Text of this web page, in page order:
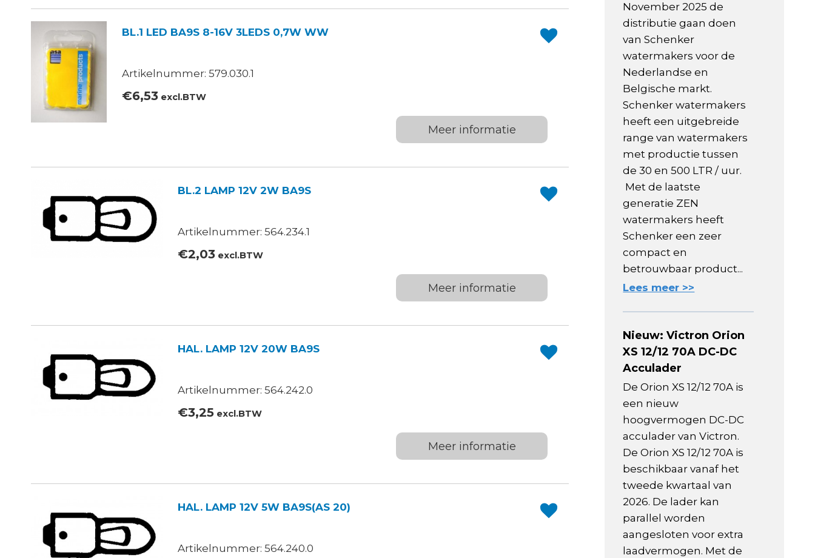
BL.1 LED BA9S 8-16V 3LEDS 0,7W WW
Artikelnummer: 579.030.1
€6,53excl.BTW
Meer informatie
BL.2 LAMP 12V 2W BA9S
Artikelnummer: 564.234.1
€2,03 excl.BTW
Meer informatie
HAL. LAMP 12V 20W BA9S
Artikelnummer: 564.242.0
€3,25 excl.BTW
Meer informatie
HAL. LAMP 12V 5W BA9S(AS 20)
Artikelnummer: 564.240.0
November 2025 de
distributie gaan doen
van Schenker
watermakers voor de
Nederlandse en
Belgische markt.
Schenker watermakers
heeft een uitgebreide
range van watermakers
met productie tussen
de 30 en 500 LTR / uur.
Met de laatste
generatie ZEN
watermakers heeft
Schenker een zeer
compact en
betrouwbaar product...
Lees meer >>
Nieuw: Victron Orion
XS 12/12 70A DC-DC
Acculader
De Orion XS 12/12 70A is
een nieuw
hoogvermogen DC-DC
acculader van Victron.
De Orion XS 12/12 70A is
beschikbaar vanaf het
tweede kwartaal van
2026. De lader kan
parallel worden
aangesloten voor extra
laadvermogen. Met de